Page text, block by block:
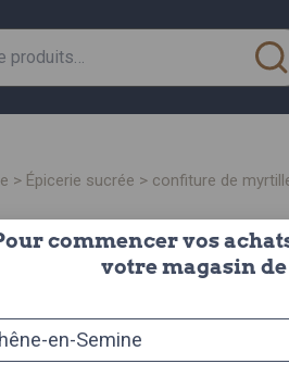
> épicerie sucrée > confiture de
commencer vos
votre magasin